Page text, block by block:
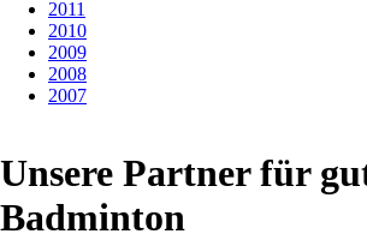
2011
2010
2009
2008
2007
Unsere Partner für
Badminton